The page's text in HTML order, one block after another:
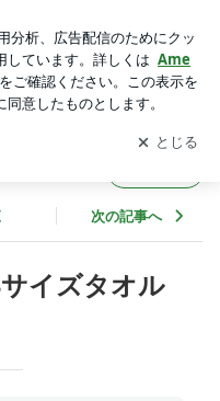
グ
通知
を受け取りまし
開く
次の記事へ
イズタオル